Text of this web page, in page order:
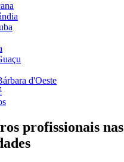
d'Oeste
profissionais nas